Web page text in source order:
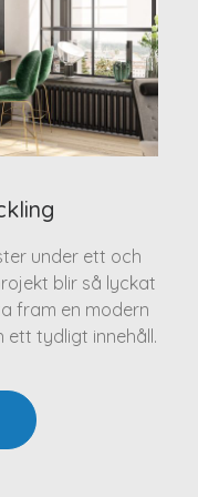
under ett och
blir så lyckat
fram en modern
ett tydligt innehåll.